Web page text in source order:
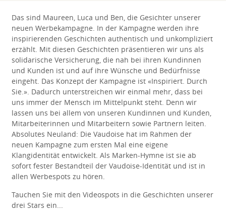
Das sind Maureen, Luca und Ben, die Gesichter unserer
neuen Werbekampagne. In der Kampagne werden ihre
inspirierenden Geschichten authentisch und unkompliziert
erzählt. Mit diesen Geschichten präsentieren wir uns als
solidarische Versicherung, die nah bei ihren Kundinnen
und Kunden ist und auf ihre Wünsche und Bedürfnisse
eingeht. Das Konzept der Kampagne ist «Inspiriert. Durch
Sie.». Dadurch unterstreichen wir einmal mehr, dass bei
uns immer der Mensch im Mittelpunkt steht. Denn wir
lassen uns bei allem von unseren Kundinnen und Kunden,
Mitarbeiterinnen und Mitarbeitern sowie Partnern leiten.
Absolutes Neuland: Die Vaudoise hat im Rahmen der
neuen Kampagne zum ersten Mal eine eigene
Klangidentität entwickelt. Als Marken-Hymne ist sie ab
sofort fester Bestandteil der Vaudoise-Identität und ist in
allen Werbespots zu hören.
Tauchen Sie mit den Videospots in die Geschichten unserer
drei Stars ein...